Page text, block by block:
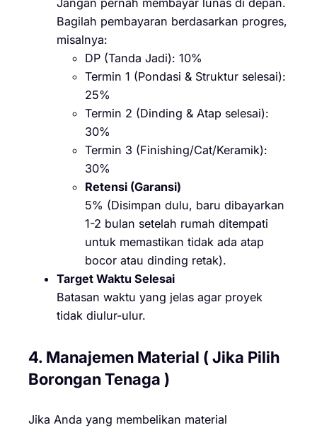
Jangan pernah membayar lunas di depan.
Bagilah pembayaran berdasarkan progres,
misalnya:
DP (Tanda Jadi): 10%
Termin 1 (Pondasi & Struktur selesai):
25%
Termin 2 (Dinding & Atap selesai):
30%
Termin 3 (Finishing/Cat/Keramik):
30%
Retensi (Garansi)
5% (Disimpan dulu, baru dibayarkan
1-2 bulan setelah rumah ditempati
untuk memastikan tidak ada atap
bocor atau dinding retak).
Target Waktu Selesai
Batasan waktu yang jelas agar proyek
tidak diulur-ulur.
4. Manajemen Material ( Jika Pilih
Borongan Tenaga )
Jika Anda yang membelikan material